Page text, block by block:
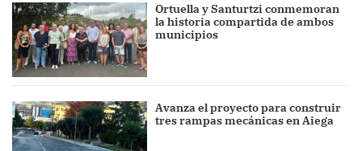
Ortuella y Santurtzi conmemoran
la historia compartida de ambos
municipios
Avanza el proyecto para construir
tres rampas mecánicas en Aiega